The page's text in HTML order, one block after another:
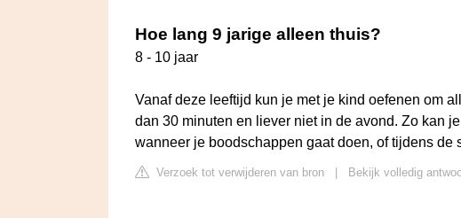
Hoe lang 9 jarige alleen thuis?
8 - 10 jaar
Vanaf deze leeftijd kun je met je kind oefenen om
dan 30 minuten en liever niet in de avond. Zo kan
wanneer je boodschappen gaat doen, of tijdens de
Verzoek tot verwijderen van bron Bekijk volledig